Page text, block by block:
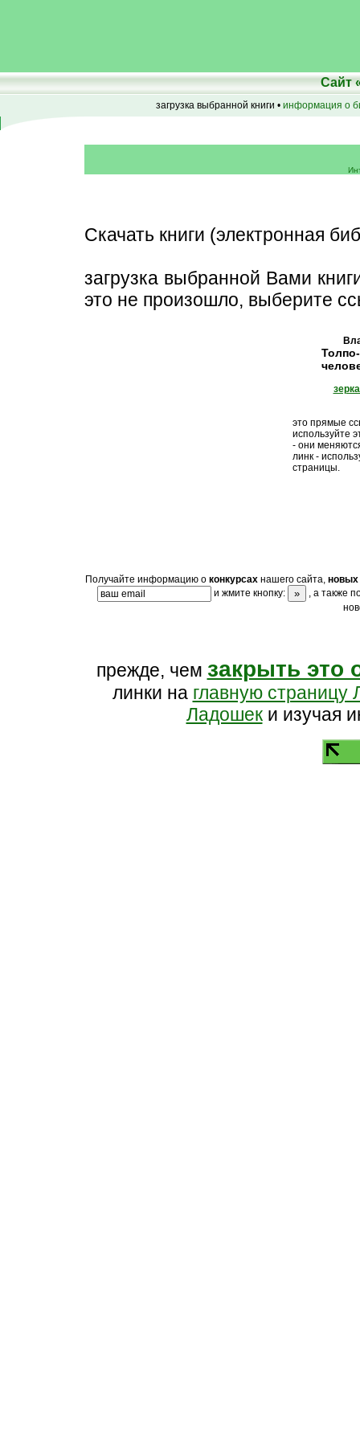
Сайт
загрузка выбранной книги • информация о
Скачать книги (электронная
загрузка выбранной Вами
это не произошло, выберите
это прямые
используйте
- они
линк -
страницы.
Получайте информацию о конкурсахнашего сайта, новых
и жмите кнопку:
, а также
прежде, чем закрыть это
линки на главную страницу
Ладошеки изучая